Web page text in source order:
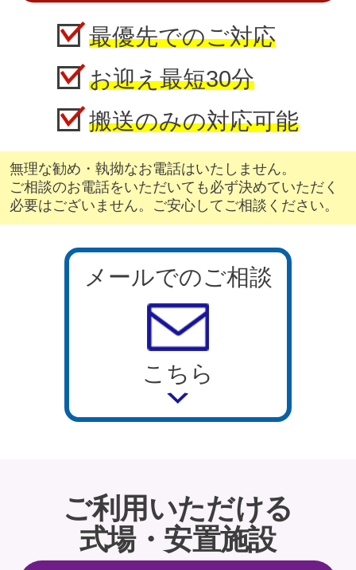
最優先でのご対応
お迎え最短30分
搬送のみの対応可能
無理な勧め・執拗なお電話はいたしません。
ご相談のお電話をいただいても必ず決めていただく
必要はございません。ご安心してご相談ください。
メールでのご相談
こちら
ご利用いただける
式場・安置施設